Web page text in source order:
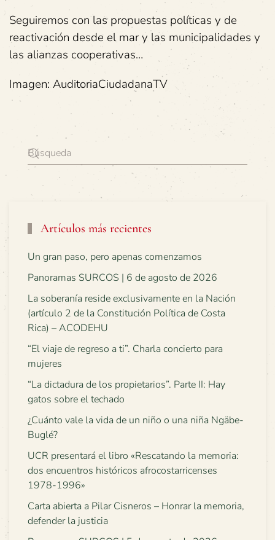
Seguiremos con las propuestas políticas y de
reactivación desde el mar y las municipalidades y
las alianzas cooperativas…
Imagen: AuditoriaCiudadanaTV
Artículos más recientes
Un gran paso, pero apenas comenzamos
Panoramas SURCOS | 6 de agosto de 2026
La soberanía reside exclusivamente en la Nación
(artículo 2 de la Constitución Política de Costa
Rica) – ACODEHU
“El viaje de regreso a ti”. Charla concierto para
mujeres
“La dictadura de los propietarios”. Parte II: Hay
gatos sobre el techado
¿Cuánto vale la vida de un niño o una niña Ngäbe-
Buglé?
UCR presentará el libro «Rescatando la memoria:
dos encuentros históricos afrocostarricenses
1978-1996»
Carta abierta a Pilar Cisneros – Honrar la memoria,
defender la justicia